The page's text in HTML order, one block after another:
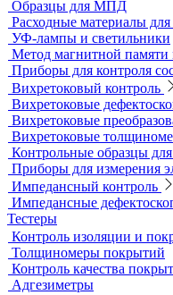
Контроль проникающими
Образцы для ЦД
Пенетрант, проявитель,
Ультрафиолетовые лампы
Принадлежности для
Индукционные
Нагреватели для
Магнитный контроль
Магнитопорошковые
Магнитные
Магнитометры,
Автоматические линии и
контроля
Образцы для МПД
Расходные материалы
УФ-лампы и светильники
Метод магнитной памяти
Приборы для контроля